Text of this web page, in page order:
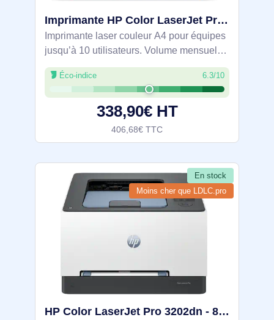
Imprimante HP Color LaserJet Pro 4202dw - 4RA88F#B19
Imprimante laser couleur A4 pour équipes
jusqu’à 10 utilisateurs. Volume mensuel
conseillé 750–4000 pages (max 50 000).
33 ppm, recto‑verso auto, 600 x 600 dpi.
Wi‑Fi 5 avec Wi‑Fi auto‑réparateur,
Éco-indice 6.3/10
338,90€ HT
406,68€ TTC
En stock
Moins cher que LDLC.pro
HP Color LaserJet Pro 3202dn - 8D7L0A#B19